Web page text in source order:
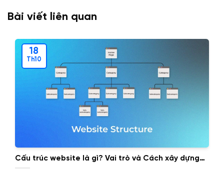
Bài viết liên quan
Cấu trúc website là gì? Vai trò và Cách xây dựng
cấu trúc website.
18
Th10